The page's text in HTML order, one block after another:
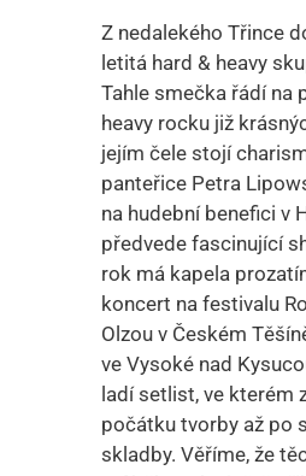
Z nedalekého Třince
letitá hard & heavy
Tahle smečka řádí na
heavy rocku již
jejím čele stojí
panteřice Petra
na hudební benefici v
předvede fascinující
rok má kapela
koncert na festivalu
Olzou v Českém
ve Vysoké nad
ladí setlist, ve kterém
počátku tvorby až po
skladby. Věříme, že